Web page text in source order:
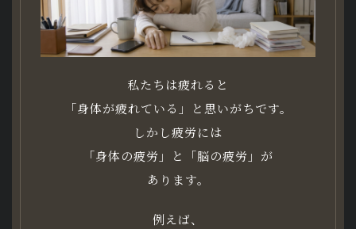
私たちは疲れると
「身体が疲れている」と思いがちです。
しかし疲労には
「身体の疲労」と「脳の疲労」が
あります。
例えば、